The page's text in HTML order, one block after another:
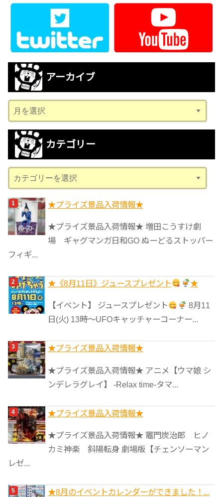
アーカイブ
ー
カ
ブ
カテゴリー
テ
ゴ
リ
ー
★プライズ景品入荷情報★
★プライズ景品入荷情報★ 増田こうすけ劇
場 ギャグマンガ日和GO ぬーどるストッパー
フィギ...
★《8月11日》ジュースプレゼント ★
【イベント】 ジュースプレゼント
8月11
日(火) 13時〜UFOキャッチャーコーナー...
★プライズ景品入荷情報★
★プライズ景品入荷情報★ アニメ【ウマ娘 シ
ンデレラグレイ】 -Relax time-タマ...
★プライズ景品入荷情報★
★プライズ景品入荷情報★ 竈門炭治郎 ヒノ
カミ神楽 斜陽転身 劇場版【チェンソーマン
レゼ...
★8月のイベントカレンダーができました！...